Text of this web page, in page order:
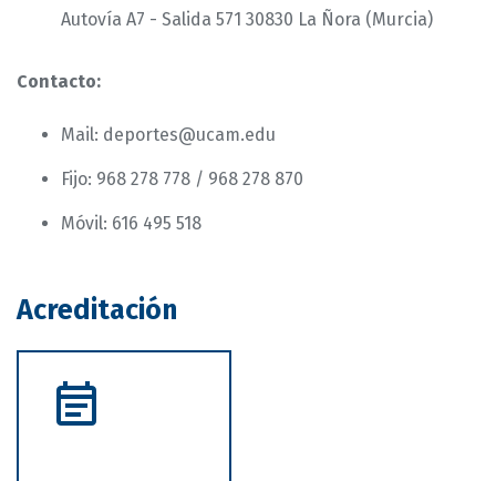
Autovía A7 - Salida 571 30830 La Ñora (Murcia)
Contacto:
Mail: deportes@ucam.edu
Fijo: 968 278 778 / 968 278 870
Móvil: 616 495 518
Acreditación